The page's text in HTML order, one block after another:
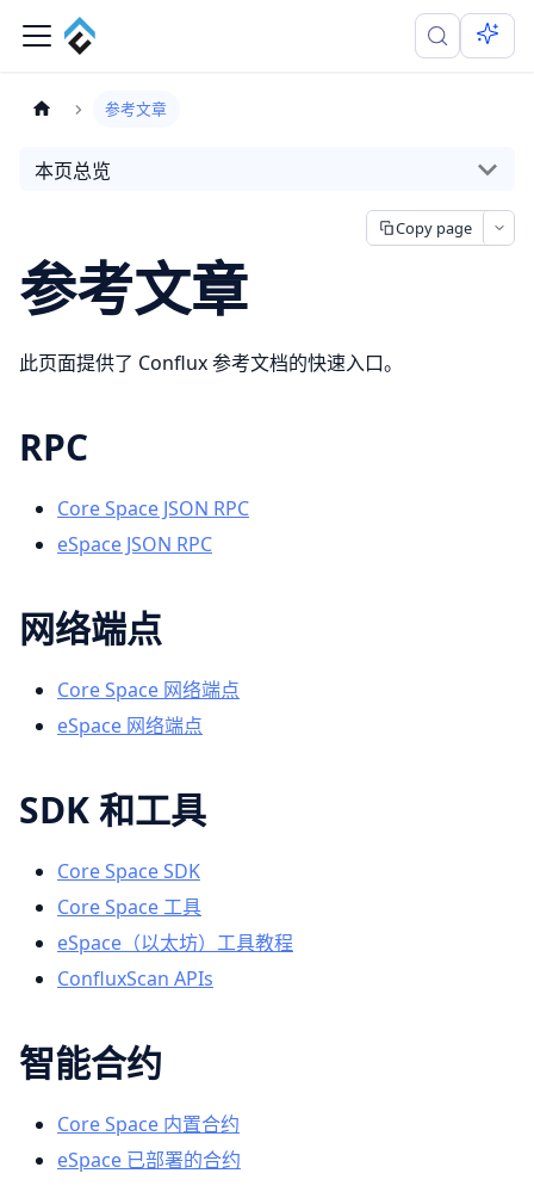
参考文章
本页总览
Copy page
参考文章
此页面提供了 Conflux 参考文档的快速入口。
RPC
Core Space JSON RPC
eSpace JSON RPC
网络端点
Core Space 网络端点
eSpace 网络端点
SDK 和工具
Core Space SDK
Core Space 工具
eSpace（以太坊）工具教程
ConfluxScan APIs
智能合约
Core Space 内置合约
eSpace 已部署的合约